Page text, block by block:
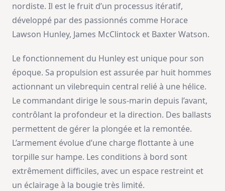
nordiste. Il est le fruit d’un processus itératif,
développé par des passionnés comme Horace
Lawson Hunley, James McClintock et Baxter Watson.
Le fonctionnement du Hunley est unique pour son
époque. Sa propulsion est assurée par huit hommes
actionnant un vilebrequin central relié à une hélice.
Le commandant dirige le sous-marin depuis l’avant,
contrôlant la profondeur et la direction. Des ballasts
permettent de gérer la plongée et la remontée.
L’armement évolue d’une charge flottante à une
torpille sur hampe. Les conditions à bord sont
extrêmement difficiles, avec un espace restreint et
un éclairage à la bougie très limité.